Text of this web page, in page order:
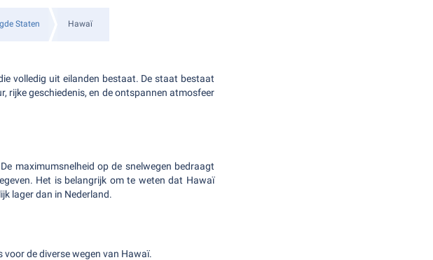
Staten Hawaï
volledig uit eilanden bestaat. De staat bestaat
rijke geschiedenis, en de ontspannen atmosfeer
maximumsnelheid op de snelwegen bedraagt
Het is belangrijk om te weten dat Hawaï
lager dan in Nederland.
voor de diverse wegen van Hawaï.